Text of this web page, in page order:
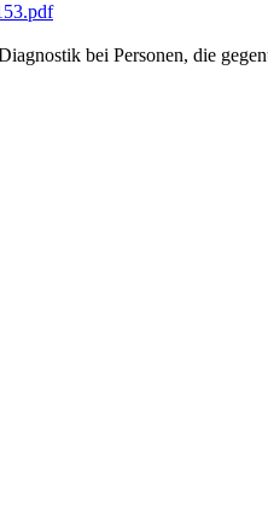
bei Personen, die